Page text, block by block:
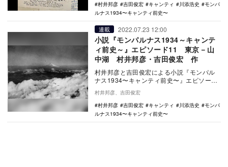
村井邦彦
吉田俊宏 キャンティ 川添浩史
モンパ
ルナス1934〜キャンティ前史〜
連載 2022.07.23 12:00
小説『モンパルナス1934～キャンテ
ィ前史～』エピソード11 東京－山
中湖 村井邦彦・吉田俊宏 作
村井邦彦と吉田俊宏による小説『モンパル
ナス1934〜キャンティ前史〜』エピソード
11では、国際文化交流プロデューサーとし
て活動す…
村井邦彦、吉田俊宏
村井邦彦
吉田俊宏 キャンティ 川添浩史
モンパ
ルナス1934〜キャンティ前史〜